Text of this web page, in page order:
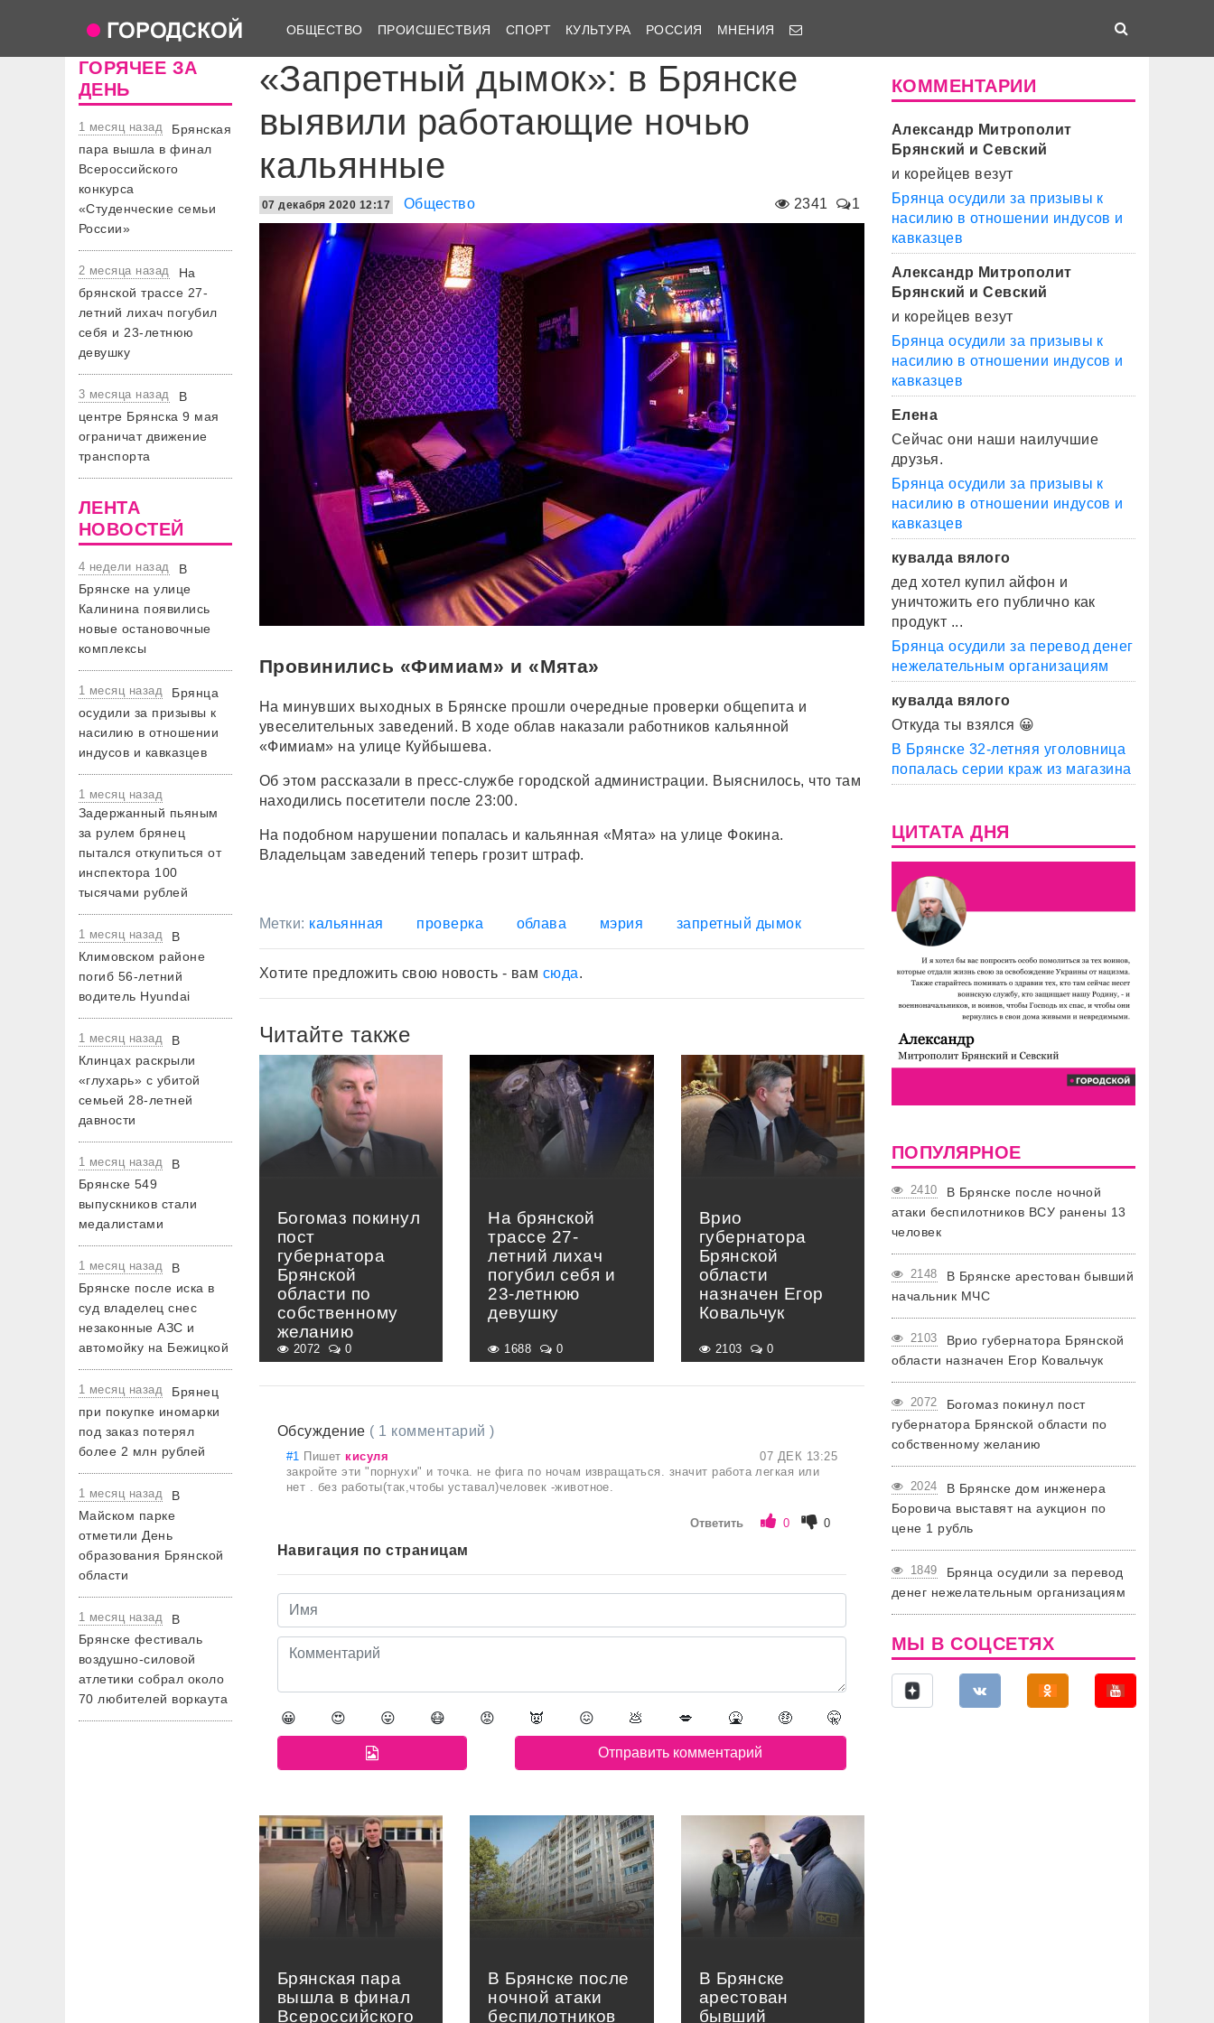
ОБЩЕСТВО ПРОИСШЕСТВИЯ СПОРТ КУЛЬТУРА РОССИЯ МНЕНИЯ
ГОРЯЧЕЕ ЗА
ДЕНЬ
1 месяц назад
Брянская
пара вышла в финал
Всероссийского
конкурса
«Студенческие семьи
России»
2 месяца назад
На
брянской трассе 27-
летний лихач погубил
себя и 23-летнюю
девушку
3 месяца назад
В
центре Брянска 9 мая
ограничат движение
транспорта
ЛЕНТА
НОВОСТЕЙ
4 недели назад
В
Брянске на улице
Калинина появились
новые остановочные
комплексы
1 месяц назад
Брянца
осудили за призывы к
насилию в отношении
индусов и кавказцев
1 месяц назад
Задержанный пьяным
за рулем брянец
пытался откупиться от
инспектора 100
тысячами рублей
1 месяц назад
В
Климовском районе
погиб 56-летний
водитель Hyundai
1 месяц назад
В
Клинцах раскрыли
«глухарь» с убитой
семьей 28-летней
давности
1 месяц назад
В
Брянске 549
выпускников стали
медалистами
1 месяц назад
В
Брянске после иска в
суд владелец снес
незаконные АЗС и
автомойку на Бежицкой
1 месяц назад
Брянец
при покупке иномарки
под заказ потерял
более 2 млн рублей
1 месяц назад
В
Майском парке
отметили День
образования Брянской
области
1 месяц назад
В
Брянске фестиваль
воздушно-силовой
атлетики собрал около
70 любителей воркаута
«Запретный дымок»: в Брянске
выявили работающие ночью
кальянные
2341 1
07 декабря 2020 12:17 Общество
Провинились «Фимиам» и «Мята»
На минувших выходных в Брянске прошли очередные проверки общепита и
увеселительных заведений. В ходе облав наказали работников кальянной
«Фимиам» на улице Куйбышева.
Об этом рассказали в пресс-службе городской администрации. Выяснилось, что там
находились посетители после 23:00.
На подобном нарушении попалась и кальянная «Мята» на улице Фокина.
Владельцам заведений теперь грозит штраф.
Метки: кальянная проверка облава мэрия запретный дымок
Хотите предложить свою новость - вам сюда.
Читайте также
Богомаз покинул
пост
губернатора
Брянской
области по
собственному
желанию
2072 0
На брянской
трассе 27-
летний лихач
погубил себя и
23-летнюю
девушку
1688 0
Врио
губернатора
Брянской
области
назначен Егор
Ковальчук
2103 0
Обсуждение ( 1 комментарий )
#1 Пишет кисуля
07 ДЕК 13:25
закройте эти "порнухи" и точка. не фига по ночам извращаться. значит работа легкая или
нет . без работы(так,чтобы уставал)человек -животное.
Ответить 0 0
Навигация по страницам
😀 😍 😛 😷 😡 👿 😖 💩 💋 🤮 🤑 🤫
Брянская пара
вышла в финал
Всероссийского
В Брянске после
ночной атаки
беспилотников
В Брянске
арестован
бывший
КОММЕНТАРИИ
Александр Митрополит
Брянский и Севский
и корейцев везут
Брянца осудили за призывы к
насилию в отношении индусов и
кавказцев
Александр Митрополит
Брянский и Севский
и корейцев везут
Брянца осудили за призывы к
насилию в отношении индусов и
кавказцев
Елена
Сейчас они наши наилучшие
друзья.
Брянца осудили за призывы к
насилию в отношении индусов и
кавказцев
кувалда вялого
дед хотел купил айфон и
уничтожить его публично как
продукт ...
Брянца осудили за перевод денег
нежелательным организациям
кувалда вялого
Откуда ты взялся 😀
В Брянске 32-летняя уголовница
попалась серии краж из магазина
ЦИТАТА ДНЯ
ПОПУЛЯРНОЕ
2410
В Брянске после ночной
атаки беспилотников ВСУ ранены 13
человек
2148
В Брянске арестован бывший
начальник МЧС
2103
Врио губернатора Брянской
области назначен Егор Ковальчук
2072
Богомаз покинул пост
губернатора Брянской области по
собственному желанию
2024
В Брянске дом инженера
Боровича выставят на аукцион по
цене 1 рубль
1849
Брянца осудили за перевод
денег нежелательным организациям
МЫ В СОЦСЕТЯХ